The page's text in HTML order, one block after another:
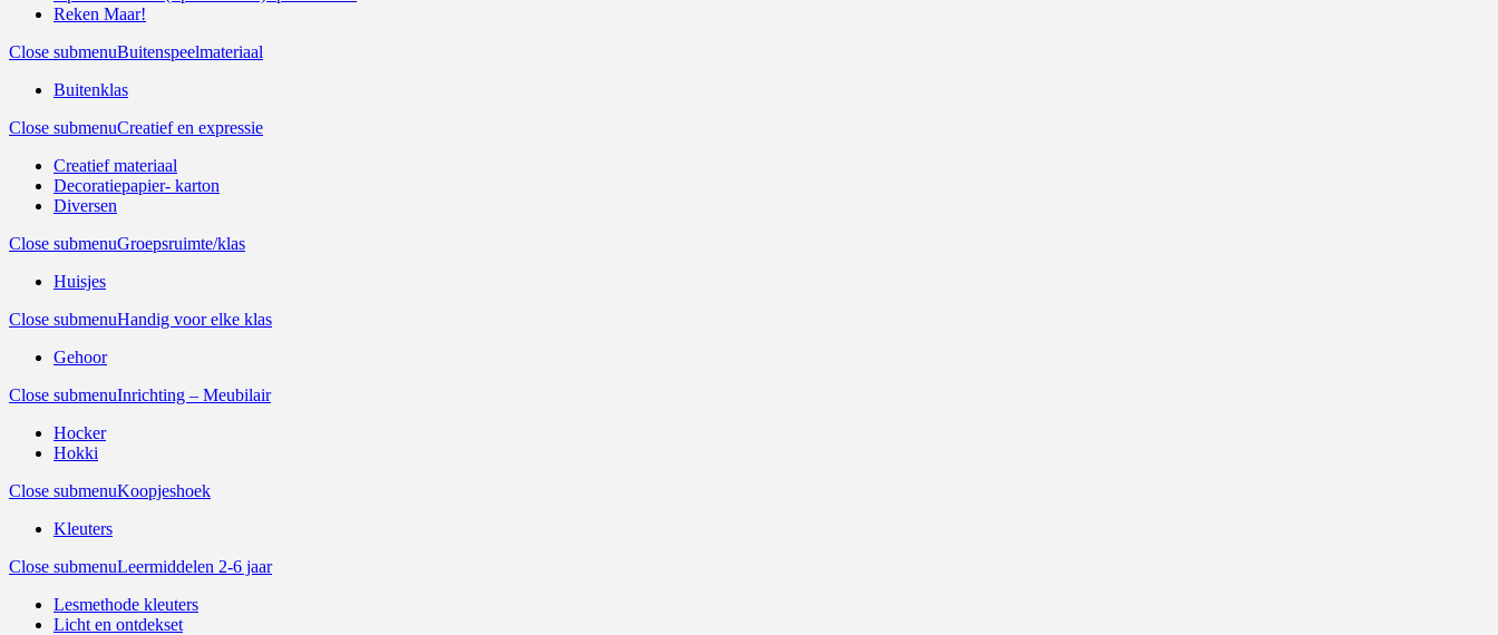
Reken Maar!
Close submenuBuitenspeelmateriaal
Buitenklas
Close submenuCreatief en expressie
Creatief materiaal
Decoratiepapier- karton
Diversen
Close submenuGroepsruimte/klas
Huisjes
Close submenuHandig voor elke klas
Gehoor
Close submenuInrichting – Meubilair
Hocker
Hokki
Close submenuKoopjeshoek
Kleuters
Close submenuLeermiddelen 2-6 jaar
Lesmethode kleuters
Licht en ontdekset